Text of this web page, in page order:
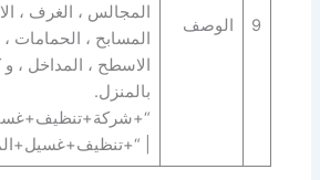
9 الوصف
المجالس ، الغرف ،
المسابح ، الحمامات ،
الاسطح ، المداخل ،
بالمنزل.
|